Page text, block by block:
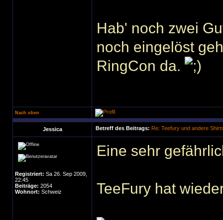
Hab' noch zwei
noch eingelöst
RingCon da.
Nach oben
Jessica Betreff des Beitrags: Re: Teefury und andere
Registriert: Sa 26. Sep 2009,
22:45
Beiträge: 2054
Wohnort: Schweiz
Eine sehr
TeeFury hat